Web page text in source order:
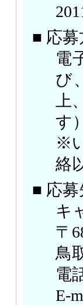
■ 応募
電
び
す）
※
絡
■ 応募
キ
〒
鳥
電
E-